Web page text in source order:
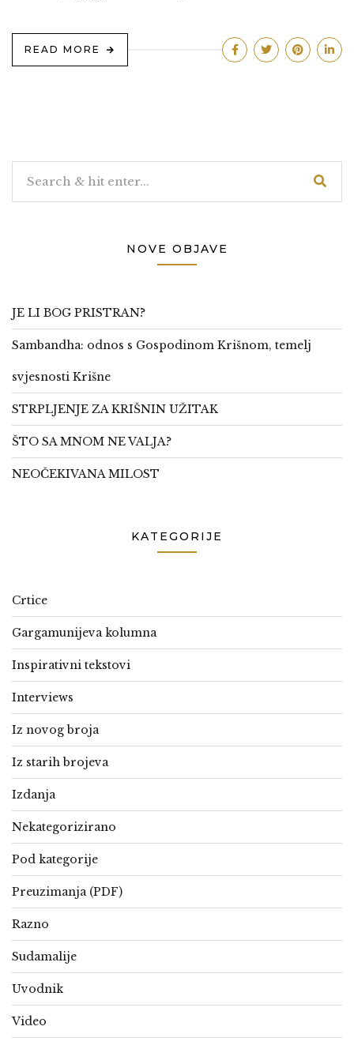
READ MORE
NOVE OBJAVE
JE LI BOG PRISTRAN?
Sambandha: odnos s Gospodinom Krišnom, temelj
svjesnosti Krišne
STRPLJENJE ZA KRIŠNIN UŽITAK
ŠTO SA MNOM NE VALJA?
NEOČEKIVANA MILOST
KATEGORIJE
Crtice
Gargamunijeva kolumna
Inspirativni tekstovi
Interviews
Iz novog broja
Iz starih brojeva
Izdanja
Nekategorizirano
Pod kategorije
Preuzimanja (PDF)
Razno
Sudamalije
Uvodnik
Video